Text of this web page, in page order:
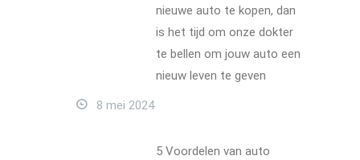
nieuwe auto te kopen, dan
is het tijd om onze dokter
te bellen om jouw auto een
nieuw leven te geven
8 mei 2024
5 Voordelen van auto